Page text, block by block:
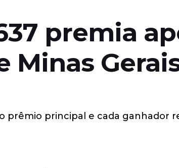
premia
Minas
prêmio principal e cada ganhador